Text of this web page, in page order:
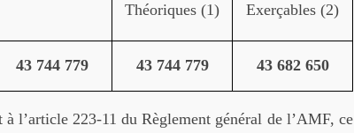
Théoriques (1) Exerçables (2)
43 744 779 43 744 779 43 682 650
l’article 223-11 du Règlement général de l’AMF, ce